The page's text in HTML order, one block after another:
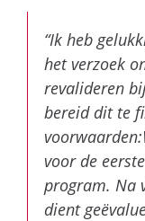
“Ik heb
het verzoek
revalideren
bereid dit te
voor de
program. Na
dient